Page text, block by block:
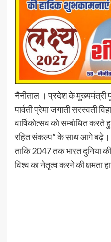
नैनीताल । प्रदेश के मुख्यमंत्री
पार्वती प्रेमा जगाती सरस्वती
वार्षिकोत्सव को सम्बोधित करते
रहित संकल्प” के साथ आगे बढ़े।
ताकि 2047 तक भारत दुनिया
विश्व का नेतृत्व करने की क्षमता